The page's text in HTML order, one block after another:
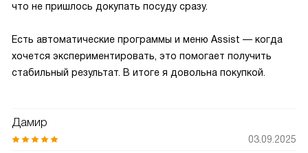
что не пришлось докупать посуду сразу.
Есть автоматические программы и меню Assist — когда
хочется экспериментировать, это помогает получить
стабильный результат. В итоге я довольна покупкой.
Дамир
03.09.2025